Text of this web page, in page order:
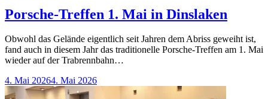
Porsche-Treffen 1. Mai in Dinslaken
Obwohl das Gelände eigentlich seit Jahren dem Abriss geweiht ist,
fand auch in diesem Jahr das traditionelle Porsche-Treffen am 1. Mai
wieder auf der Trabrennbahn…
4. Mai 20264. Mai 2026